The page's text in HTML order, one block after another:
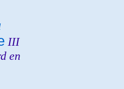
III
en